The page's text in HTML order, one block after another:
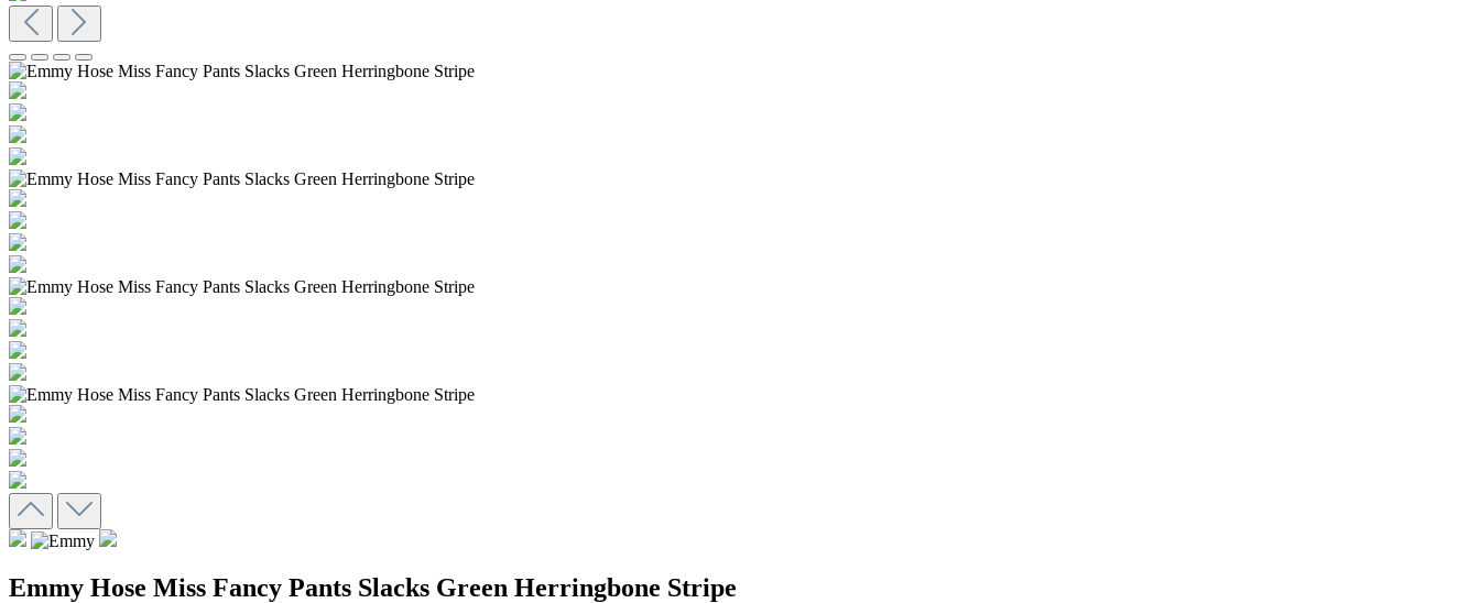
Emmy Hose Miss Fancy Pants Slacks Green Herringbone Stripe